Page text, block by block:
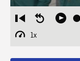
Restart
from
beginning
Seek
Play
1x
Playback